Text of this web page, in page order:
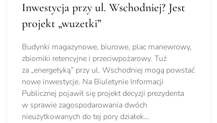
Inwestycja przy ul. Wschodniej? Jest
projekt „wuzetki”
Budynki magazynowe, biurowe, plac manewrowy,
zbiorniki retencyjne i przeciwpożarowy. Tuż
za „energetyką” przy ul. Wschodniej mogą powstać
nowe inwestycje. Na Biuletynie Informacji
Publicznej pojawił się projekt decyzji prezydenta
w sprawie zagospodarowania dwóch
nieużytkowanych do tej pory działek…